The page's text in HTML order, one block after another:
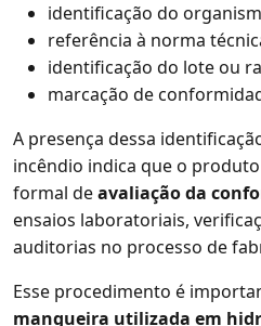
identificação do
referência à norma
identificação do lote ou
marcação de
A presença dessa
incêndio indica que o
formal deavaliação da
ensaios laboratoriais,
auditorias no processo de
Esse procedimento é
mangueira utilizada em